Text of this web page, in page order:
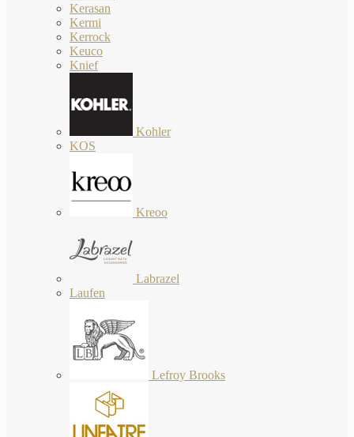
Kerasan
Kermi
Kerrock
Keuco
Knief
Kohler
KOS
Kreoo
Labrazel
Laufen
Lefroy Brooks